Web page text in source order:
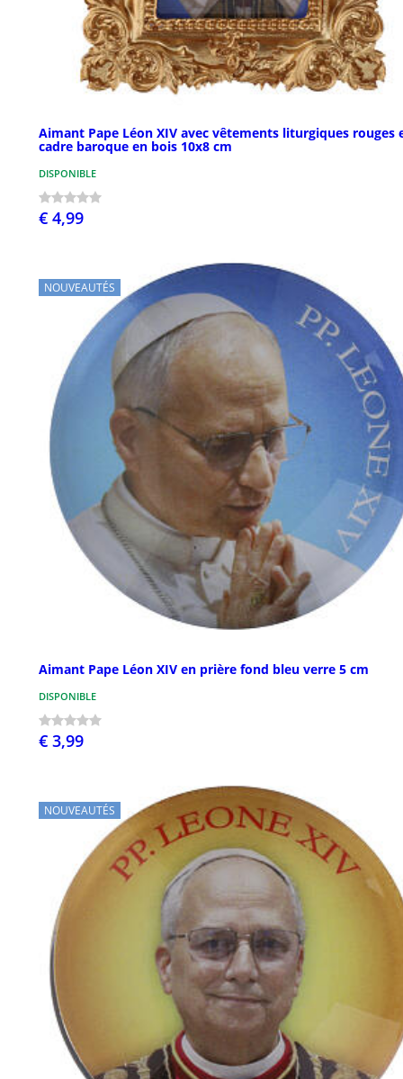
Aimant Pape Léon XIV avec vêtements liturgiques rouges
cadre baroque en bois 10x8 cm
DISPONIBLE
€ 4,99
NOUVEAUTÉS
Aimant Pape Léon XIV en prière fond bleu verre 5 cm
DISPONIBLE
€ 3,99
NOUVEAUTÉS